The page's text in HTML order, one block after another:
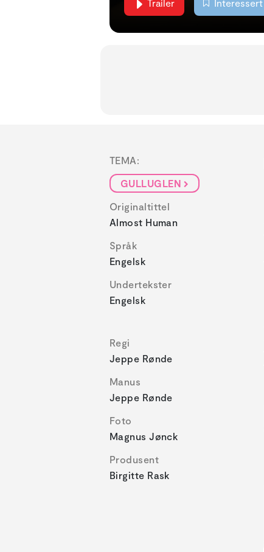
Trailer Interessert
TEMA:
GULLUGLEN
Originaltittel
Almost Human
Språk
Engelsk
Undertekster
Engelsk
Regi
Jeppe Rønde
Manus
Jeppe Rønde
Foto
Magnus Jønck
Produsent
Birgitte Rask